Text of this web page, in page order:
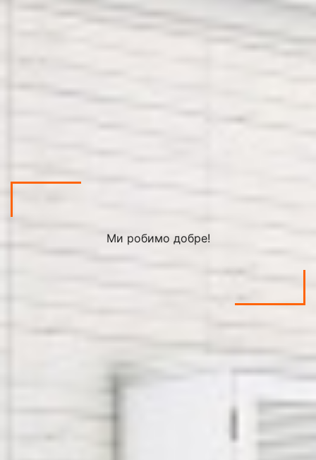
Ми робимо добре!